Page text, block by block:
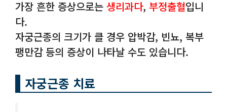
가장 흔한 증상으로는 생리과다, 부정출혈입니
다.
자궁근종의 크기가 클 경우 압박감, 빈뇨, 복부
팽만감 등의 증상이 나타날 수도 있습니다.
자궁근종 치료